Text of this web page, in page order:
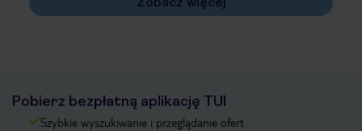
Pobierz bezpłatną aplikację TUI
Szybkie wyszukiwanie i przeglądanie ofert